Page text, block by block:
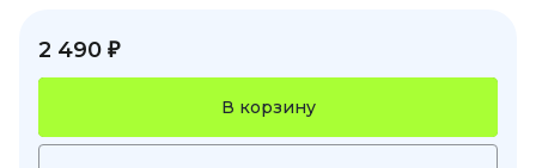
2 490 ₽
В корзину